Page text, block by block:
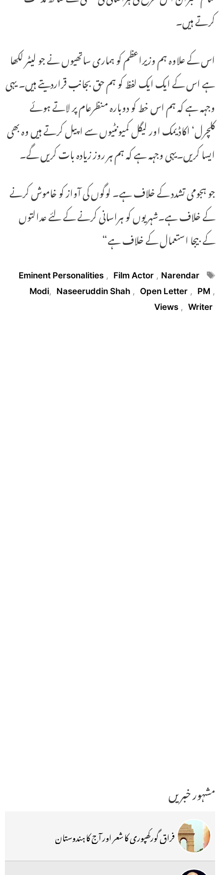
کرتے ہیں۔
اس کے علاوہ ہم وزیراعظم کو ہماری ساتھیوں نے جو لیٹر لکھا
ہے اس کے ایک ایک لفظ کو ہم حق بجانب قراردیتے ہیں۔ یہی
وجہہ ہے کہ ہم اس خط کو دوبارہ منظرعام پر لاتے ہوئے
کلچرل‘ اکاڈیمک اور لیگل کمیونٹیوں سے اپیل کرتے ہیں وہ بھی
ایسا کریں۔یہی وجہہ ہے کہ ہم ہر روز زیادہ بات کریں گے۔
جو ہجومی تشدد کے خلاف ہے۔ لوگوں کی آواز کو خاموش کرنے
کے خلاف ہے۔شہریوں کو ہراسانی کرنے کے لئے عدالتوں
کے بیجا استعمال کے خلاف ہے“
Tags
Eminent Personalities , Film Actor , Narendar
Modi, Naseeruddin Shah , Open Letter , PM ,
Views , Writer
مشہور خبریں
فراق گورکھپوری کا شعر اور آج کا ہندوستان